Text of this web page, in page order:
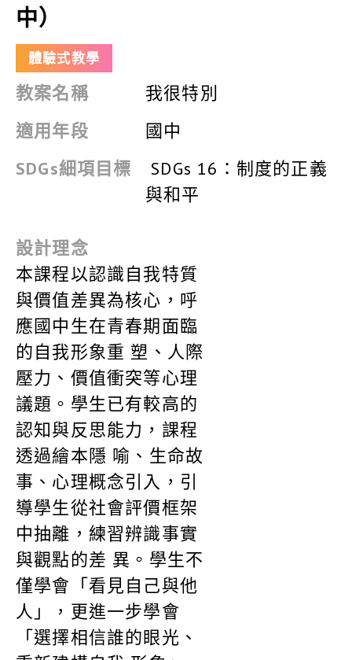
中）
體驗式教學
教案名稱
我很特別
適用年段
國中
SDGs細項目標
SDGs 16：制度的正義
與和平
設計理念
本課程以認識⾃我特質
與價值差異為核⼼，呼
應國中⽣在⻘春期⾯臨
的⾃我形象重 塑、⼈際
壓⼒、價值衝突等⼼理
議題。學⽣已有較⾼的
認知與反思能⼒，課程
透過繪本隱 喻、⽣命故
事、⼼理概念引⼊，引
導學⽣從社會評價框架
中抽離，練習辨識事實
與觀點的差 異。學⽣不
僅學會「看⾒⾃⼰與他
⼈」，更進⼀步學會
「選擇相信誰的眼光、